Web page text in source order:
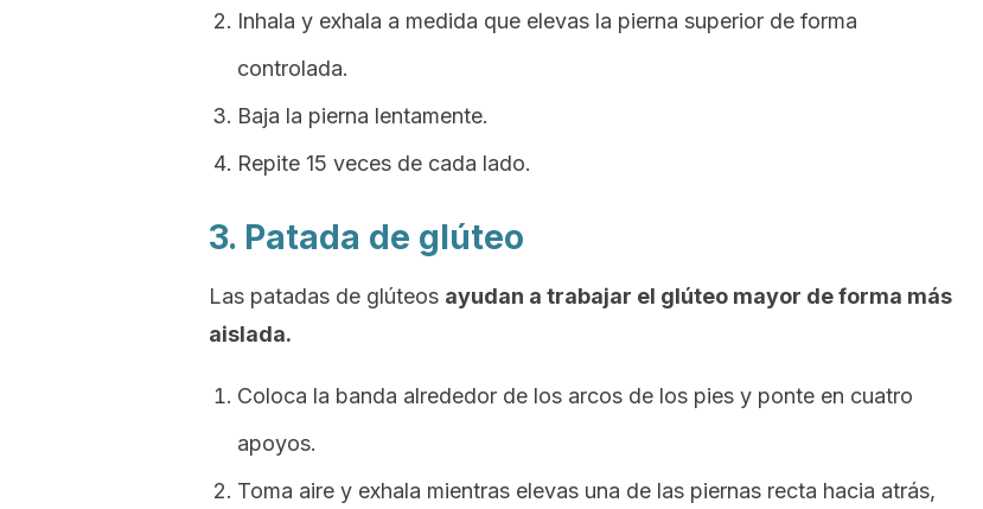
Inhala y exhala a medida que elevas la pierna superior de forma
controlada.
Baja la pierna lentamente.
Repite 15 veces de cada lado.
3. Patada de glúteo
Las patadas de glúteos ayudan a trabajar el glúteo mayor de forma más
aislada.
Coloca la banda alrededor de los arcos de los pies y ponte en cuatro
apoyos.
Toma aire y exhala mientras elevas una de las piernas recta hacia atrás,